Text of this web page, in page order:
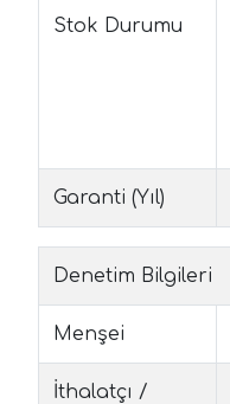
Stok Durumu
Garanti (Yıl)
Denetim Bilgileri
Menşei
İthalatçı /